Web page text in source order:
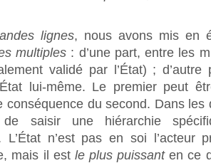
lignes, nous avons mis en
multiples : d’une part, entre les
validé par l’État) ;
lui-même. Le premier peut
conséquence du second. Dans les
de saisir une hiérarchie
L’État n’est pas en soi l’acteur
mais il est le plus puissanten ce